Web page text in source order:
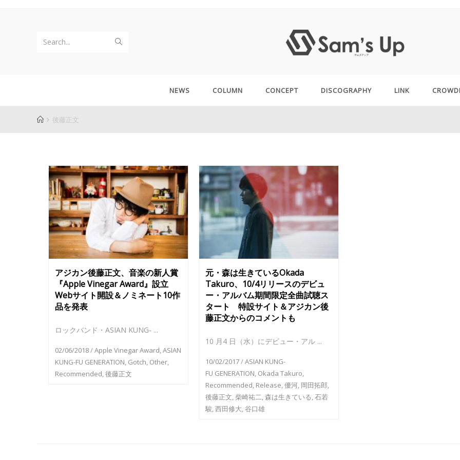
Search...
NEWS COLUMN CONCEPT DISCOGRAPHY LINK
後藤正文
アジカン後藤正文、音楽の新人賞
『Apple Vinegar Award』設立
Webサイト開設＆ノミネート10作
品を発表
ロックバンド・ASIAN KUNG- ...
02/06/2018/Apple Vinegar Award,ASIAN
KUNG-FU GENERATION, Gotch, Other,
Recommended,後藤正文
元・森は生きているOkada
Takuro、10/4リリースのデビュ
ー・アルバム期間限定全曲試聴ス
タート 特設サイト＆アジカン後
藤正文からのコメントも
10 月4 日（水）にデビュー・アル ...
10/02/2017/ASIAN KUNG-
FU GENERATION, Okada Takuro,
Recommended, Release,優河, 岡田拓郎,
後藤正文, 柴崎祐二,森は生きている,石若
駿,西田修大,谷口雄